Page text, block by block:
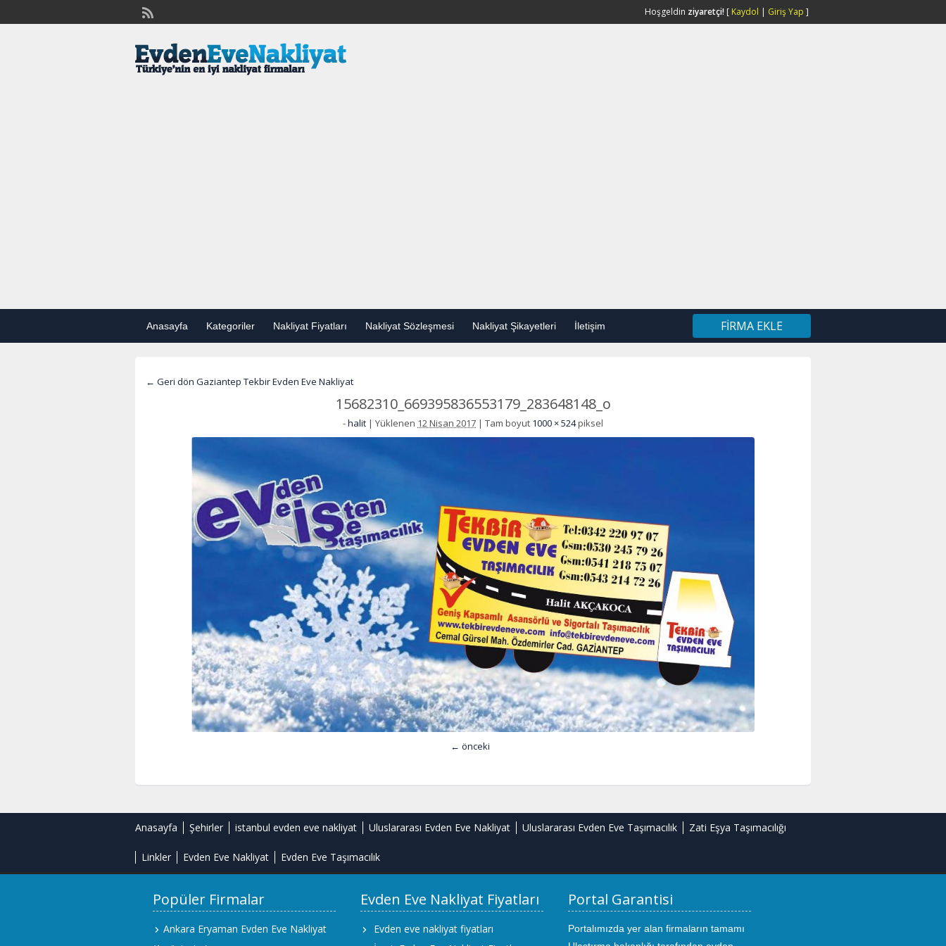
Hoşgeldin ziyaretçi! [ Kaydol | Giriş Yap ]
Anasayfa Kategoriler Nakliyat Fiyatları Nakliyat Sözleşmesi Nakliyat Şikayetleri İletişim FIRMA EKLE
← Geri dön Gaziantep Tekbir Evden Eve Nakliyat
15682310_669395836553179_283648148_o
-halit | Yüklenen 12 Nisan 2017 | Tam boyut 1000 × 524piksel
← önceki
Anasayfa Şehirler istanbul evden eve nakliyat Uluslararası Evden Eve Nakliyat Uluslararası Evden Eve Taşımacılık Zati Eşya Taşımacılığı
Linkler Evden Eve Nakliyat Evden Eve Taşımacılık
Popüler Firmalar
Ankara Eryaman Evden Eve Nakliyat
Evden Eve Nakliyat Fiyatları
Evden eve nakliyat fiyatları
Portal Garantisi
Portalımızda yer alan firmaların tamamı